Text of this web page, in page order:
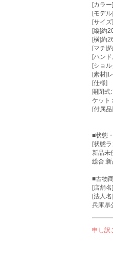
[カラ
[モデ
[サイズ]
[縦]約
[横]約
[マチ]
[ハン
[ショ
[素材]
[仕様]
開閉式
ケット
[付属
■状態
[状態
新品未
総合:
■古物
[店舗
[法人
兵庫県
申し訳